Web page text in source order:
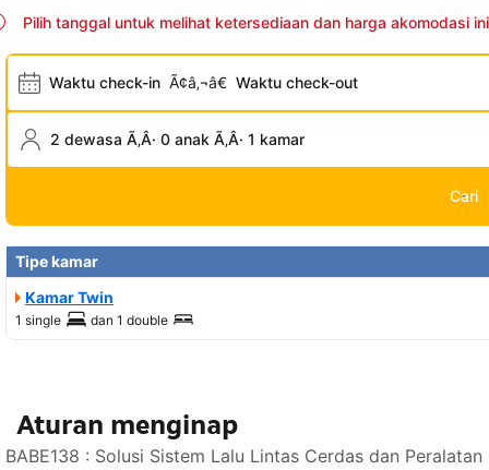
Pilih tanggal untuk melihat ketersediaan dan harga akomodasi ini
Waktu check-in Ã¢â‚¬â€ Waktu check-out
2 dewasa Ã‚Â· 0 anak Ã‚Â· 1 kamar
Cari
Tipe kamar
Kamar Twin
1 single dan 1 double
Aturan menginap
BABE138 : Solusi Sistem Lalu Lintas Cerdas dan